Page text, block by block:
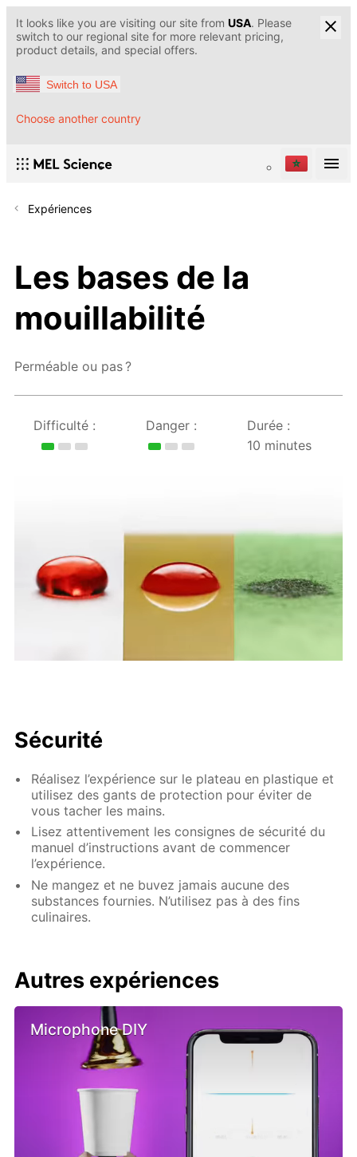
It looks like you are visiting our site from USA. Please
switch to our regional site for more relevant pricing,
product details, and special offers.
Switch to USA
Choose another country
Expériences
Les bases de la
mouillabilité
Perméable ou pas ?
Difficulté : Danger :
Durée :
10 minutes
Sécurité
Réalisez l’expérience sur le plateau en plastique et
utilisez des gants de protection pour éviter de
vous tacher les mains.
Lisez attentivement les consignes de sécurité du
manuel d’instructions avant de commencer
l’expérience.
Ne mangez et ne buvez jamais aucune des
substances fournies. N’utilisez pas à des fins
culinaires.
Autres expériences
Microphone DIY